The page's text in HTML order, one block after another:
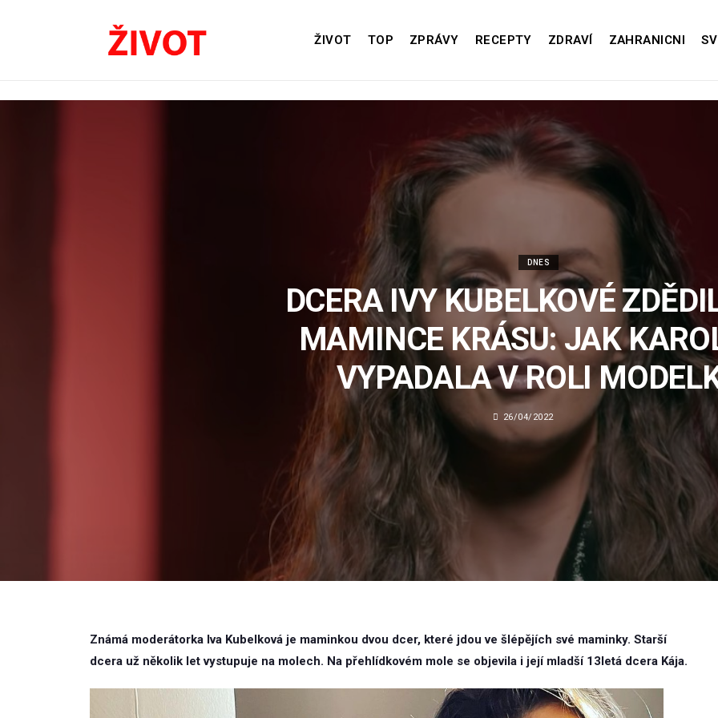
ŽIVOT TOP ZPRÁVY RECEPTY ZDRAVÍ ZAHRANICNI
DNES
DCERA IVY KUBELKOVÉ
MAMINCE KRÁSU: JAK
VYPADALA V ROLI
26/04/2022
Známá moderátorka Iva Kubelková je maminkou dvou dcer, které jdou ve šlépějích své maminky. Starší
dcera už několik let vystupuje na molech. Na přehlídkovém mole se objevila i její mladší 13letá dcera Kája.